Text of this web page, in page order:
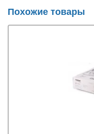
Похожие товары